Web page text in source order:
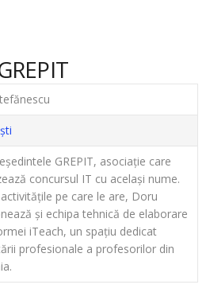
GREPIT, asociație care
concursul IT cu același nume.
pe care le are, Doru
și echipa tehnică de elaborare
iTeach, un spațiu dedicat
profesionale a profesorilor din